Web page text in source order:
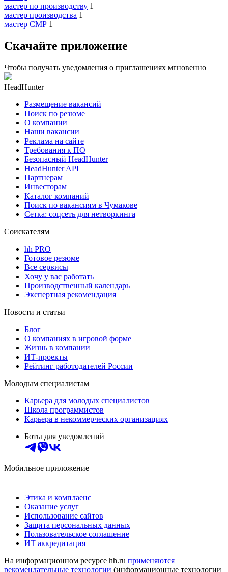
мастер по производству 1
мастер производства 1
мастер СМР 1
Скачайте приложение
Чтобы получать уведомления о приглашениях мгновенно
HeadHunter
Размещение вакансий
Поиск по резюме
О компании
Наши вакансии
Реклама на сайте
Требования к ПО
Безопасный HeadHunter
HeadHunter API
Партнерам
Инвесторам
Каталог компаний
Поиск по вакансиям в Чумакове
Сетка: соцсеть для нетворкинга
Соискателям
hh PRO
Готовое резюме
Все сервисы
Хочу у вас работать
Производственный календарь
Экспертная рекомендация
Новости и статьи
Блог
О компаниях в игровой форме
Жизнь в компании
ИТ-проекты
Рейтинг работодателей России
Молодым специалистам
Карьера для молодых специалистов
Школа программистов
Карьера в некоммерческих организациях
Боты для уведомлений
Мобильное приложение
Этика и комплаенс
Оказание услуг
Использование сайтов
Защита персональных данных
Пользовательское соглашение
ИТ аккредитация
На информационном ресурсе hh.ru применяются
рекомендательные технологии (информационные технологии